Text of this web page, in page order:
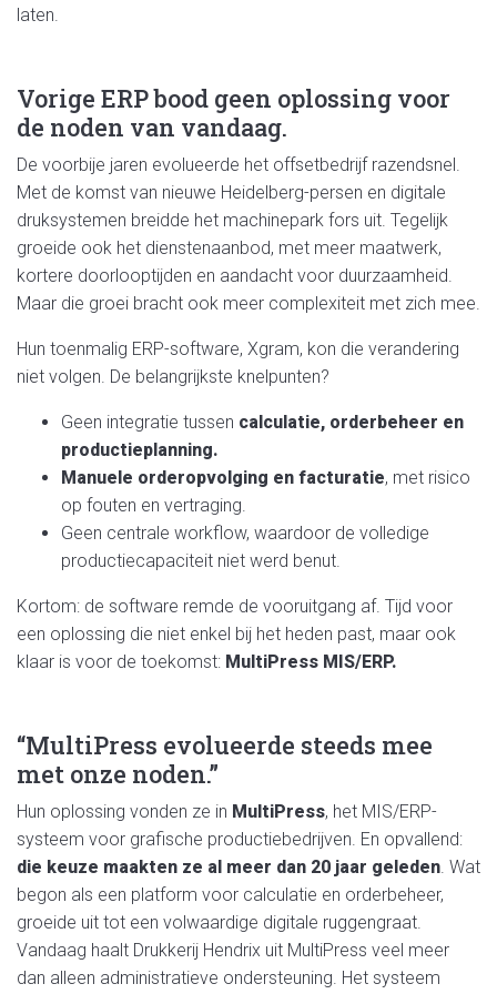
laten.
Vorige ERP bood geen oplossing voor
de noden van vandaag.
De voorbije jaren evolueerde het offsetbedrijf razendsnel.
Met de komst van nieuwe Heidelberg-persen en digitale
druksystemen breidde het machinepark fors uit. Tegelijk
groeide ook het dienstenaanbod, met meer maatwerk,
kortere doorlooptijden en aandacht voor duurzaamheid.
Maar die groei bracht ook meer complexiteit met zich mee.
Hun toenmalig ERP-software, Xgram, kon die verandering
niet volgen. De belangrijkste knelpunten?
Geen integratie tussen calculatie, orderbeheer en
productieplanning.
Manuele orderopvolging en facturatie, met risico
op fouten en vertraging.
Geen centrale workflow, waardoor de volledige
productiecapaciteit niet werd benut.
Kortom: de software remde de vooruitgang af. Tijd voor
een oplossing die niet enkel bij het heden past, maar ook
klaar is voor de toekomst: MultiPress MIS/ERP.
“MultiPress evolueerde steeds mee
met onze noden.”
Hun oplossing vonden ze in MultiPress, het MIS/ERP-
systeem voor grafische productiebedrijven. En opvallend:
die keuze maakten ze al meer dan 20 jaar geleden. Wat
begon als een platform voor calculatie en orderbeheer,
groeide uit tot een volwaardige digitale ruggengraat.
Vandaag haalt Drukkerij Hendrix uit MultiPress veel meer
dan alleen administratieve ondersteuning. Het systeem